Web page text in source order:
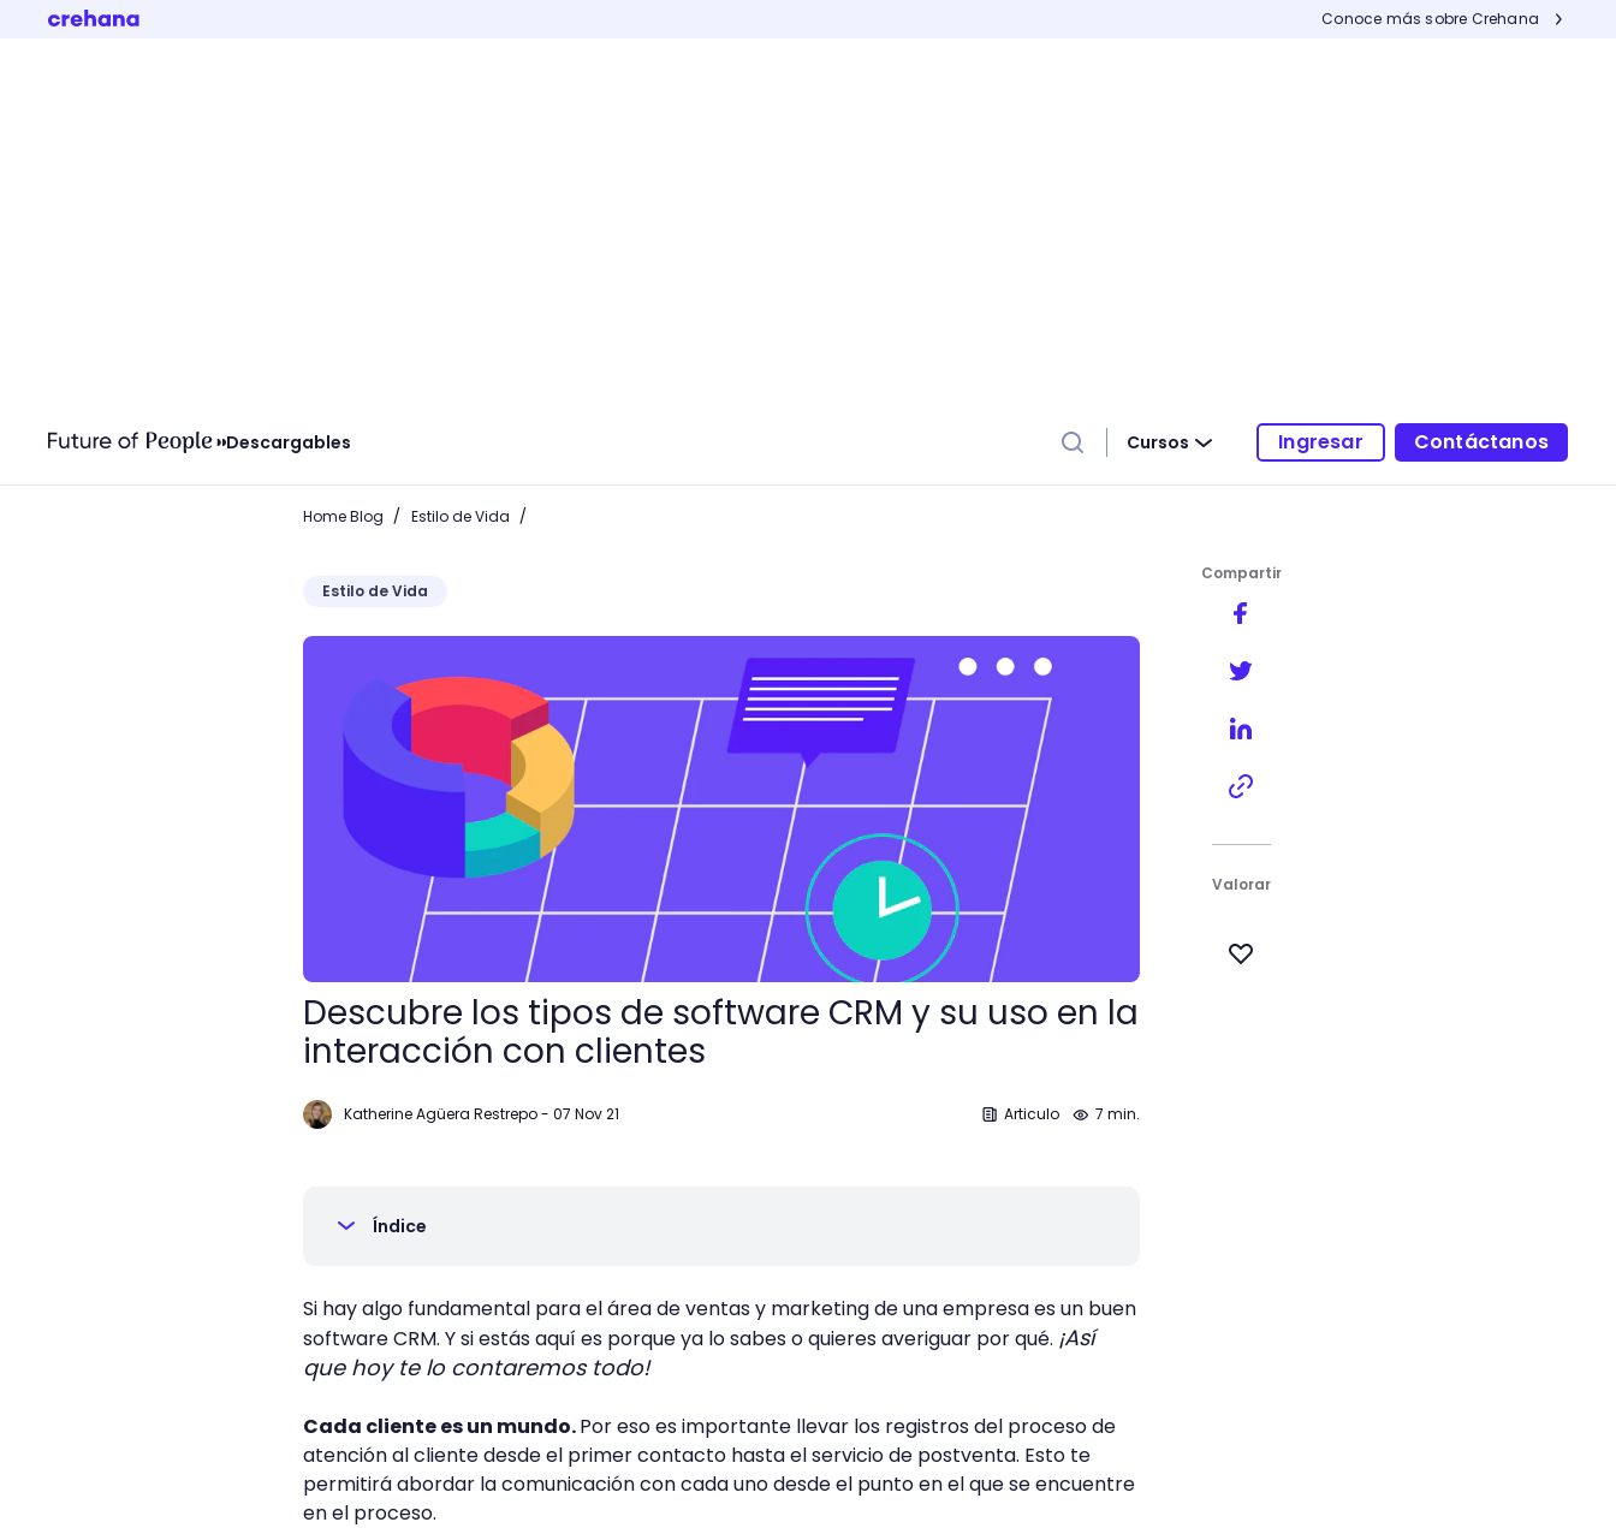
Conoce más sobre Crehana
Descargables Cursos Ingresar Contáctanos
Home Blog / Estilo de Vida /
Estilo de Vida
Descubre los tipos de software CRM y su uso en la interacción con clientes
Descubre los tipos de software CRM y su uso en la
interacción con clientes
Katherine Agüera Restrepo- 07 Nov 21 Articulo 7 min.
Índice
Si hay algo fundamental para el área de ventas y marketing de una empresa es un buen
software CRM. Y si estás aquí es porque ya lo sabes o quieres averiguar por qué. ¡Así
que hoy te lo contaremos todo!
Cada cliente es un mundo.Por eso es importante llevar los registros del proceso de
atención al cliente desde el primer contacto hasta el servicio de postventa. Esto te
permitirá abordar la comunicación con cada uno desde el punto en el que se encuentre
en el proceso.
Compartir
Valorar